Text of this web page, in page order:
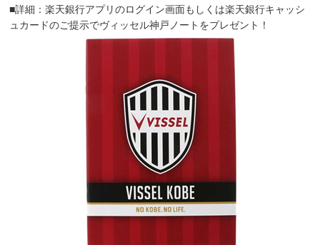
■詳細：楽天銀行アプリのログイン画面もしくは楽天銀行キャッシ
ュカードのご提示でヴィッセル神戸ノートをプレゼント！